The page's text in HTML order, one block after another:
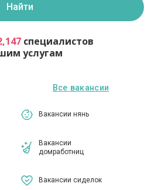
Найти
специалистов
услугам
Все вакансии
Вакансии нянь
Вакансии
домработниц
Вакансии сиделок